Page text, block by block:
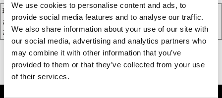
We use cookies to personalise content and ads, to
provide social media features and to analyse our traffic.
We also share information about your use of our site with
our social media, advertising and analytics partners who
may combine it with other information that you’ve
provided to them or that they’ve collected from your use
of their services.
現在、カートには商品が入っておりません。
お買い物を続けるには下の 「お買い物を続ける」 をクリックしてく
ださい。